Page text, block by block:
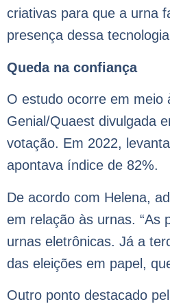
criativas para que a urna
presença dessa
Queda na confiança
O estudo ocorre em meio
Genial/Quaest divulgada
votação. Em 2022,
apontava índice de 82%.
De acordo com Helena,
em relação às urnas. “As
urnas eletrônicas. Já a
das eleições em papel,
Outro ponto destacado